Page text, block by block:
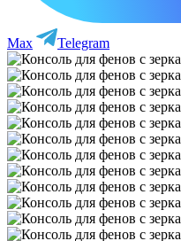
Max Telegram